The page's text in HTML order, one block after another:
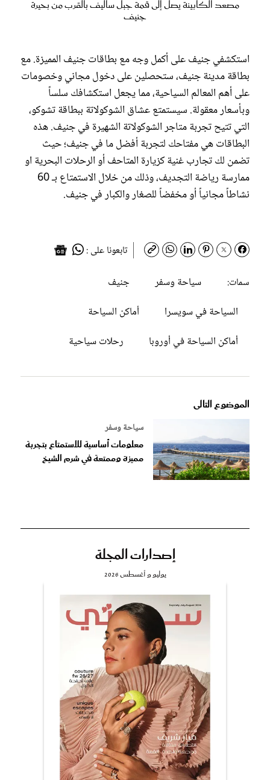
مصعد الكابينة يصل إلى قمة جبل ساليف بالقرب من بحيرة
جنيف
استكشفي جنيف على أكمل وجه مع بطاقات جنيف المميزة. مع
بطاقة مدينة جنيف، ستحصلين على دخول مجاني وخصومات
على أهم المعالم السياحية، مما يجعل استكشافك سلساً
وبأسعار معقولة. سيستمتع عشاق الشوكولاتة ببطاقة تشوكو،
التي تتيح تجربة متاجر الشوكولاتة الشهيرة في جنيف. هذه
البطاقات هي مفتاحك لتجربة أفضل ما في جنيف؛ حيث
تضمن لك تجارب غنية كزيارة المتاحف أو الرحلات البحرية او
ممارسة رياضة التجديف، وذلك من خلال الاستمتاع بـ 60
نشاطاً مجانياً أو مخفضاً للصغار والكبار في جنيف.
تابعونا على :
سمات:
سياحة وسفر
جنيف
السياحة في سويسرا
أماكن السياحة
أماكن السياحة في أوروبا
رحلات سياحية
الموضوع التالى
سياحة وسفر
معلومات أساسية للاستمتاع بتجربة
مميزة وممتعة في شرم الشيخ
إصدارات المجلة
يوليو و أغسطس 2026